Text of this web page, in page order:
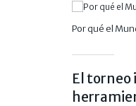
Por qué el
El torneo